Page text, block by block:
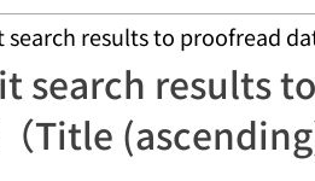
search results to proofread
search results
Title (ascending)